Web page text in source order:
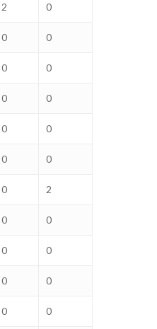
2 0
0 0
0 0
0 0
0 0
0 0
0 2
0 0
0 0
0 0
0 0